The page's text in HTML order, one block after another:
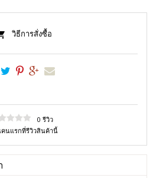
วิธีการสั่งซื้อ
0 รีวิว
คนแรกที่รีวิวสินค้านี้